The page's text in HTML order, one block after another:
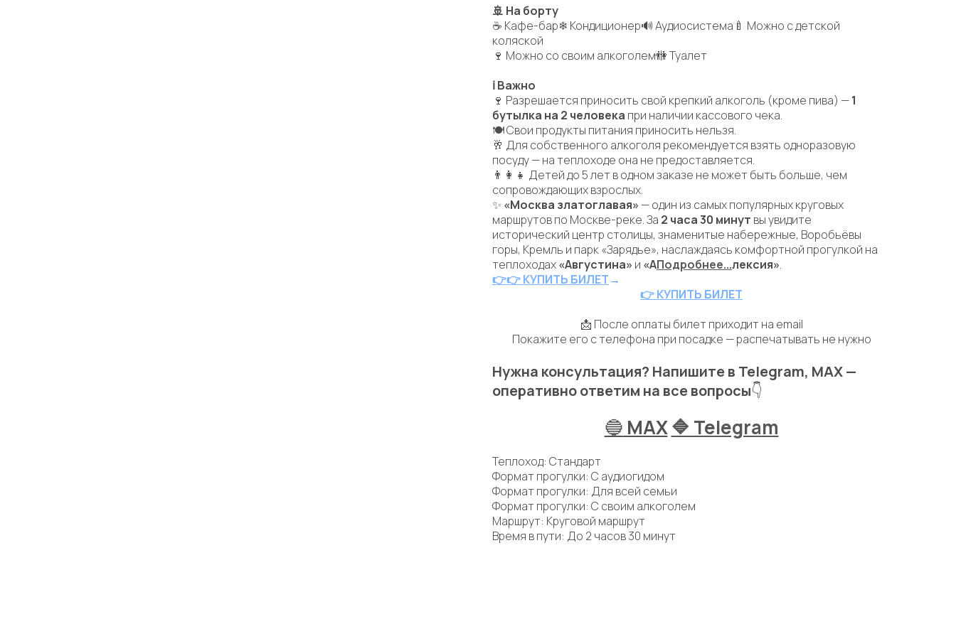
🚢 На борту
☕ Кафе-бар❄ Кондиционер🔊 Аудиосистема🍼 Можно с детской
коляской
🍷 Можно со своим алкоголем🚻 Туалет
ℹ Важно
🍷 Разрешается приносить свой крепкий алкоголь (кроме пива) —1
бутылка на 2 человека при наличии кассового чека.
🍽 Свои продукты питания приносить нельзя.
🥂 Для собственного алкоголя рекомендуется взять одноразовую
посуду — на теплоходе она не предоставляется.
👨‍👩‍👧 Детей до 5 лет в одном заказе не может быть больше, чем
сопровождающих взрослых.
✨ «Москва златоглавая» — один из самых популярных круговых
маршрутов по Москве-реке. За 2 часа 30 минут вы увидите
исторический центр столицы, знаменитые набережные, Воробьёвы
горы, Кремль и парк «Зарядье», наслаждаясь комфортной прогулкой на
теплоходах«Августина» и «АПодробнее...лексия».
👉👉 КУПИТЬ БИЛЕТ→
👉 КУПИТЬ БИЛЕТ
📩 После оплаты билет приходит на email
Покажите его с телефона при посадке — распечатывать не нужно
Нужна консультация? Напишите в Telegram, MAX —
оперативно ответим на все вопросы👇
🔵 MAX🔷 Telegram
Теплоход: Стандарт
Формат прогулки: С аудиогидом
Формат прогулки: Для всей семьи
Формат прогулки: С своим алкоголем
Маршрут: Круговой маршрут
Время в пути: До 2 часов 30 минут